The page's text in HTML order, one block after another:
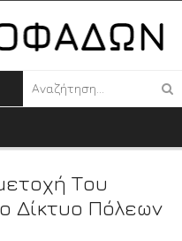
Του
Δίκτυο Πόλεων